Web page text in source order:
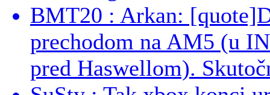
BMT20 : Arkan:
prechodom na AM5 (u
pred Haswellom).